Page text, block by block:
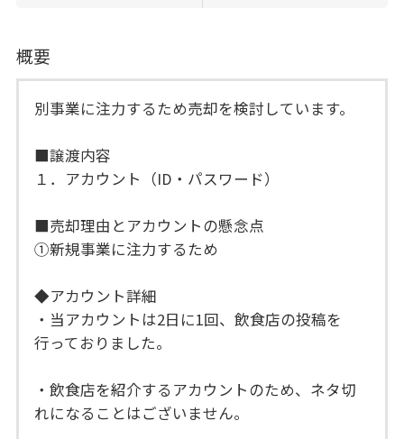
概要
別事業に注力するため売却を検討しています。
■譲渡内容
１．アカウント（ID・パスワード）
■売却理由とアカウントの懸念点
①新規事業に注力するため
◆アカウント詳細
・当アカウントは2日に1回、飲食店の投稿を
行っておりました。
・飲食店を紹介するアカウントのため、ネタ切
れになることはございません。